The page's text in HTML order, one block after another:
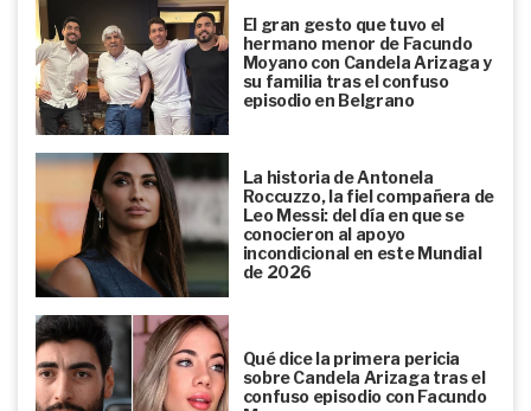
El gran gesto que tuvo el
hermano menor de Facundo
Moyano con Candela Arizaga y
su familia tras el confuso
episodio en Belgrano
La historia de Antonela
Roccuzzo, la fiel compañera de
Leo Messi: del día en que se
conocieron al apoyo
incondicional en este Mundial
de 2026
Qué dice la primera pericia
sobre Candela Arizaga tras el
confuso episodio con Facundo